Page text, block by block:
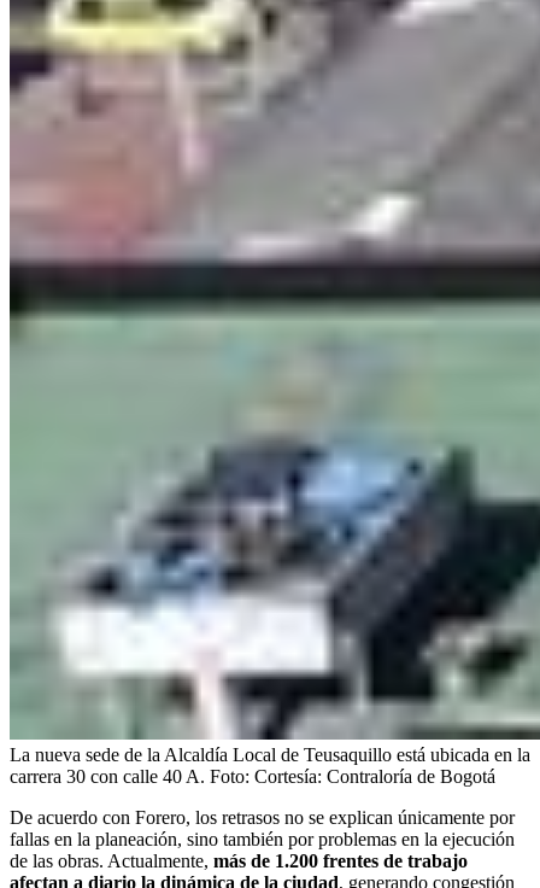
La nueva sede de la Alcaldía Local de Teusaquillo está ubicada en la
carrera 30 con calle 40 A. Foto: Cortesía: Contraloría de Bogotá
De acuerdo con Forero, los retrasos no se explican únicamente por
fallas en la planeación, sino también por problemas en la ejecución
de las obras. Actualmente, más de 1.200 frentes de trabajo
afectan a diario la dinámica de la ciudad, generando congestión